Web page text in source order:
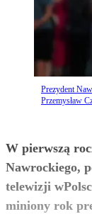
Prezydent
Przemysław
W pierwszą
Nawrockiego,
telewizji
miniony rok